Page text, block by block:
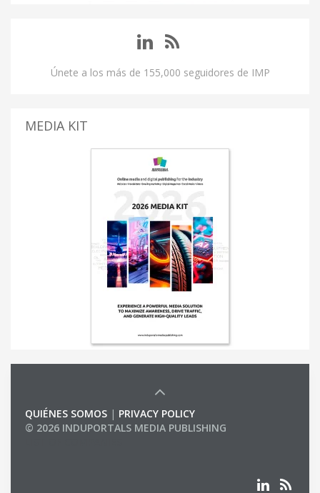
Únete a los más de 155,000 seguidores de IMP
MEDIA KIT
QUIÉNES SOMOS | PRIVACY POLICY
© 2026 INDUPORTALS MEDIA PUBLISHING